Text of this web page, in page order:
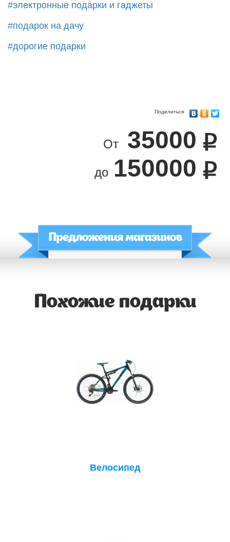
#электронные подарки и гаджеты
#подарок на дачу
#дорогие подарки
Поделиться
От 35000
до 150000
Похожие подарки
Велосипед